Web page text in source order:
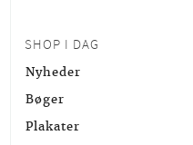
SHOP I DAG
Nyheder
Bøger
Plakater